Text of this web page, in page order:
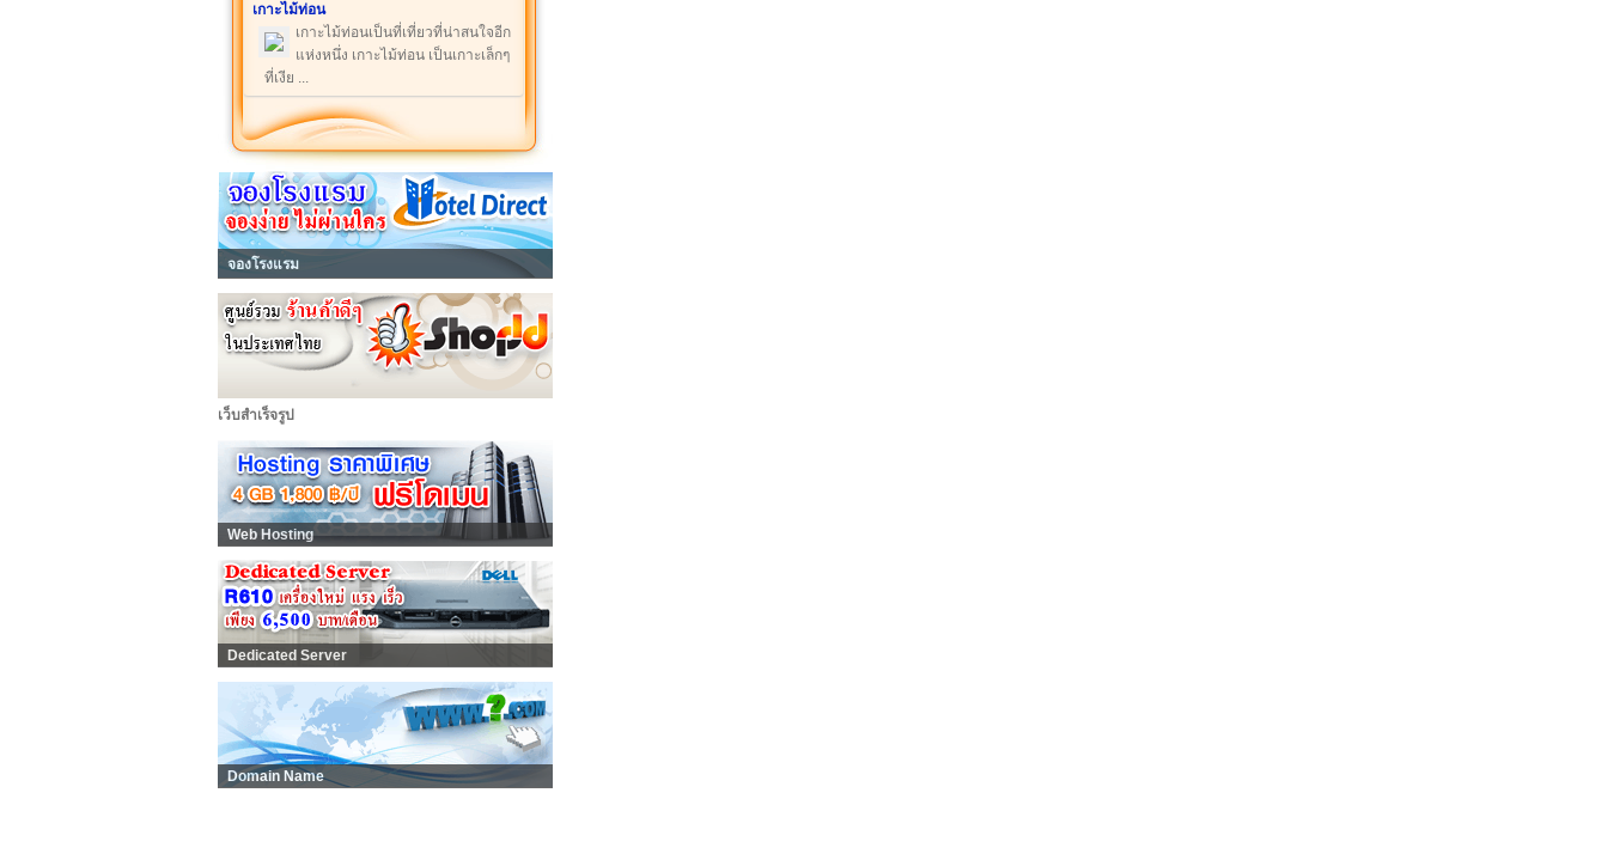
เกาะไม้ท่อน
เกาะไม้ท่อนเป็นที่เที่ยวที่น่าสนใจอีก
แห่งหนึ่ง เกาะไม้ท่อน เป็นเกาะเล็กๆ
ที่เงีย ...
จองโรงแรม
เว็บสำเร็จรูป
Web Hosting
Dedicated Server
Domain Name